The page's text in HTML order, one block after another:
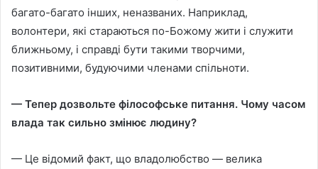
багато-багато iнших, неназваних. Наприклад,
волонтери, якi стараються по-Божому жити i служити
ближньому, i справдi бути такими творчими,
позитивними, будуючими членами спiльноти.
— Тепер дозвольте фiлософське питання. Чому часом
влада так сильно змiнює людину?
— Це вiдомий факт, що владолюбство — велика